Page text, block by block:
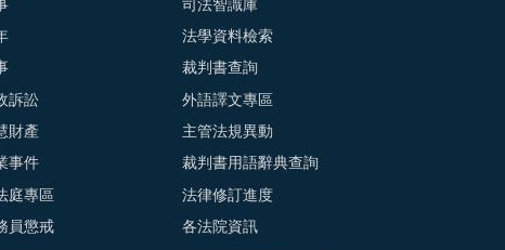
訴訟
財產
事件
庭專區
員懲戒
司法智識庫
法學資料檢索
裁判書查詢
外語譯文專區
主管法規異動
裁判書用語辭典查詢
法律修訂進度
各法院資訊